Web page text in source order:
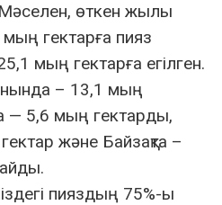
өткен жылы
гектарға пияз
мың гектарға егілген.
– 13,1 мың
— 5,6 мың гектарды,
және Байзақта –
пияздың 75%-ы